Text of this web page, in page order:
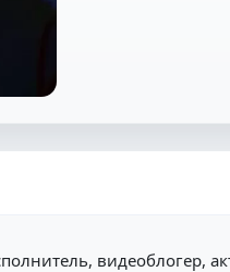
видеоблогер,